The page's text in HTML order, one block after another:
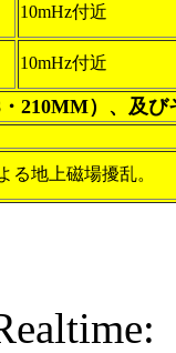
10mHz付近
10mHz付近
210MM）、及び
る地上磁場擾乱。